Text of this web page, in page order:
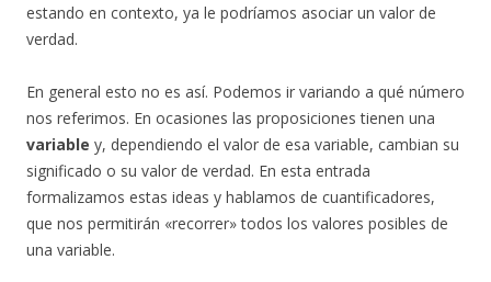
estando en contexto, ya le podríamos asociar un valor de
verdad.
En general esto no es así. Podemos ir variando a qué número
nos referimos. En ocasiones las proposiciones tienen una
variable y, dependiendo el valor de esa variable, cambian su
significado o su valor de verdad. En esta entrada
formalizamos estas ideas y hablamos de cuantificadores,
que nos permitirán «recorrer» todos los valores posibles de
una variable.